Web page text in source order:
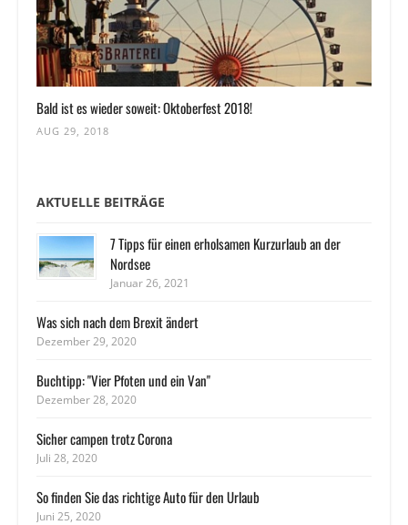
Bald ist es wieder soweit: Oktoberfest 2018!
AUG 29, 2018
AKTUELLE BEITRÄGE
7 Tipps für einen erholsamen Kurzurlaub an der
Nordsee
Januar 26, 2021
Was sich nach dem Brexit ändert
Dezember 29, 2020
Buchtipp: "Vier Pfoten und ein Van"
Dezember 28, 2020
Sicher campen trotz Corona
Juli 28, 2020
So finden Sie das richtige Auto für den Urlaub
Juni 25, 2020